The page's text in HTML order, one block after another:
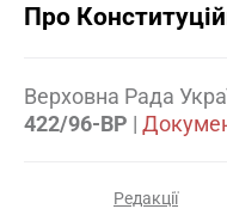
Про
Верховна Рада
422/96-ВР |
Редакції